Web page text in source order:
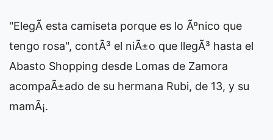
"ElegÃ­ esta camiseta porque es lo Ãºnico que
tengo rosa", contÃ³ el niÃ±o que llegÃ³ hasta el
Abasto Shopping desde Lomas de Zamora
acompaÃ±ado de su hermana Rubi, de 13, y su
mamÃ¡.